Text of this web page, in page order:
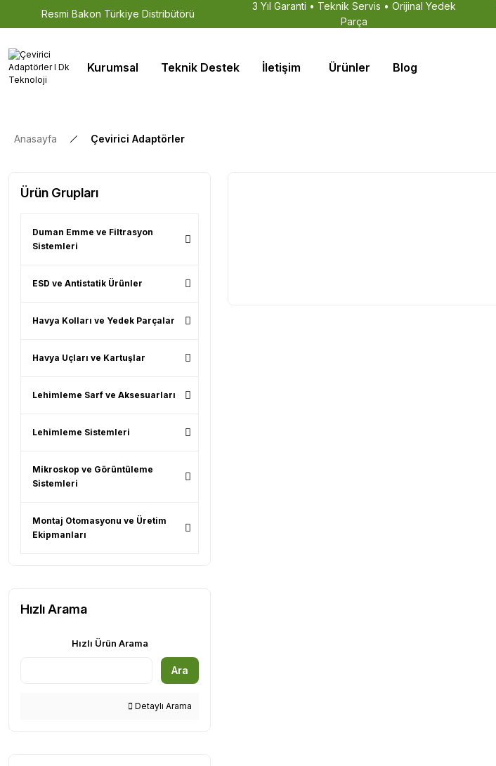
Resmi Bakon Türkiye Distribütörü
3 Yıl Garanti • Teknik Servis • Orijinal Yedek
Parça
Kurumsal Teknik Destek İletişim Ürünler Blog
Anasayfa Çevirici Adaptörler
Ürün Grupları
Duman Emme ve Filtrasyon
Sistemleri
ESD ve Antistatik Ürünler
Havya Kolları ve Yedek Parçalar
Havya Uçları ve Kartuşlar
Lehimleme Sarf ve Aksesuarları
Lehimleme Sistemleri
Mikroskop ve Görüntüleme
Sistemleri
Montaj Otomasyonu ve Üretim
Ekipmanları
Hızlı Arama
Hızlı Ürün Arama
Ara
Detaylı Arama